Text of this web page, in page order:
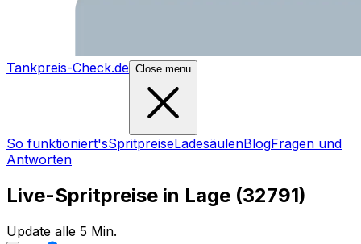
Tankpreis-Check.de Close menu
So funktioniert'sSpritpreiseLadesäulenBlogFragen und
Antworten
Live-Spritpreise in Lage (32791)
Update alle 5 Min.